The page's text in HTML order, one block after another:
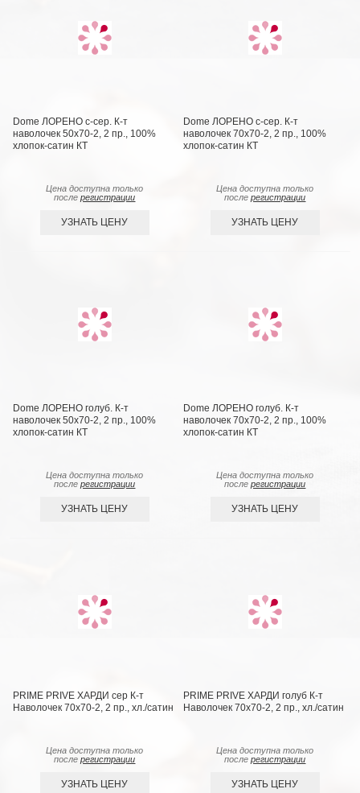
Dome ЛОРЕНО с-сер. К-т
наволочек 50х70-2, 2 пр., 100%
хлопок-сатин КТ
Цена доступна только
послерегистрации
УЗНАТЬ ЦЕНУ
Dome ЛОРЕНО с-сер. К-т
наволочек 70х70-2, 2 пр., 100%
хлопок-сатин КТ
Цена доступна только
послерегистрации
УЗНАТЬ ЦЕНУ
Dome ЛОРЕНО голуб. К-т
наволочек 50х70-2, 2 пр., 100%
хлопок-сатин КТ
Цена доступна только
послерегистрации
УЗНАТЬ ЦЕНУ
Dome ЛОРЕНО голуб. К-т
наволочек 70х70-2, 2 пр., 100%
хлопок-сатин КТ
Цена доступна только
послерегистрации
УЗНАТЬ ЦЕНУ
PRIME PRIVE ХАРДИ сер К-т
Наволочек 70х70-2, 2 пр., хл./сатин
Цена доступна только
послерегистрации
УЗНАТЬ ЦЕНУ
PRIME PRIVE ХАРДИ голуб К-т
Наволочек 70х70-2, 2 пр., хл./сатин
Цена доступна только
послерегистрации
УЗНАТЬ ЦЕНУ